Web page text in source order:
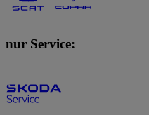
nur Service: